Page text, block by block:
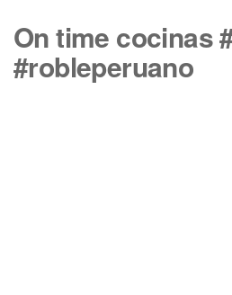
On time cocinas
#robleperuano